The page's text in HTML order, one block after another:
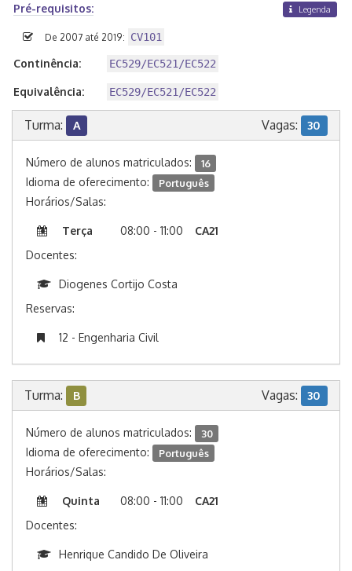
Pré-requisitos: Legenda
De 2007 até 2019: CV101
Continência: EC529/EC521/EC522
Equivalência: EC529/EC521/EC522
Turma: A Vagas: 30
Número de alunos matriculados: 16
Idioma de oferecimento: Português
Horários/Salas:
Terça 08:00 - 11:00
CA21
Docentes:
Diogenes Cortijo Costa
Reservas:
12 - Engenharia Civil
Turma: B Vagas: 30
Número de alunos matriculados: 30
Idioma de oferecimento: Português
Horários/Salas:
Quinta 08:00 - 11:00
CA21
Docentes:
Henrique Candido De Oliveira